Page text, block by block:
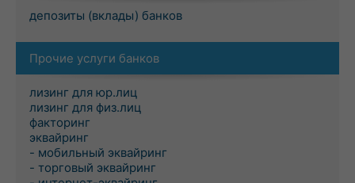
депозиты (вклады) банков
Прочие услуги банков
лизинг для юр.лиц
лизинг для физ.лиц
факторинг
эквайринг
- мобильный эквайринг
- торговый эквайринг